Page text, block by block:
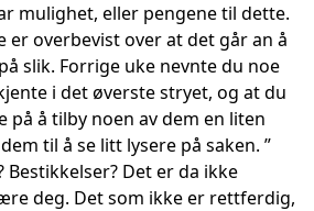
mulighet, eller pengene til dette.
er overbevist over at det går an å
slik. Forrige uke nevnte du noe
i det øverste stryet, og at du
på å tilby noen av dem en liten
til å se litt lysere på saken. ”
Bestikkelser? Det er da ikke
deg. Det som ikke er rettferdig,